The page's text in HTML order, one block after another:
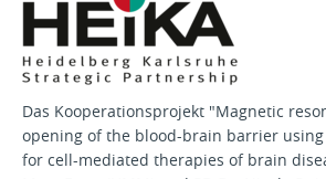
Das Kooperationsprojekt "Magnetic
opening of the blood-brain barrier
for cell-mediated therapies of brain